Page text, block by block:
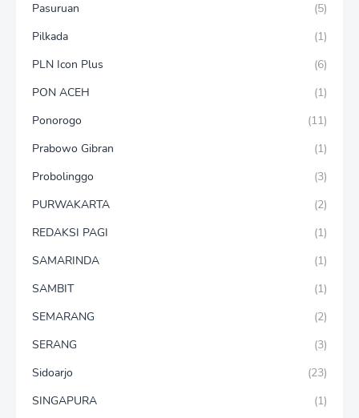
Pasuruan
(5)
Pilkada
(1)
PLN Icon Plus
(6)
PON ACEH
(1)
Ponorogo
(11)
Prabowo Gibran
(1)
Probolinggo
(3)
PURWAKARTA
(2)
REDAKSI PAGI
(1)
SAMARINDA
(1)
SAMBIT
(1)
SEMARANG
(2)
SERANG
(3)
Sidoarjo
(23)
SINGAPURA
(1)